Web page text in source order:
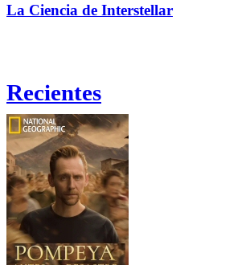
La Ciencia de Interstellar
Recientes